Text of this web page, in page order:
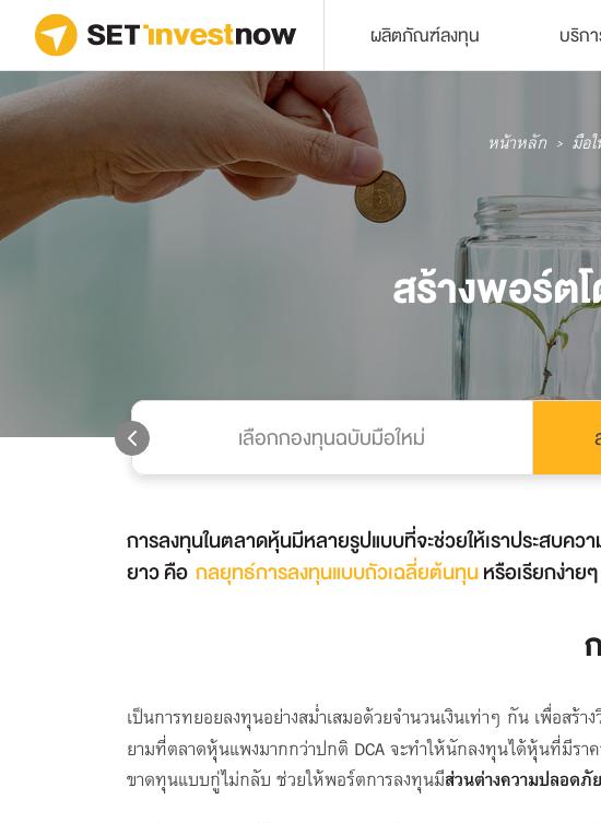
ผลิตภัณฑ์ลงทุน บริก
หน้าหลัก มือ
สร้างพอร์ต
เลือกกองทุนฉบับมือใหม่
การลงทุนในตลาดหุ้นมีหลายรูปแบบที่จะช่วยให้เราประสบคว
ยาว คือ กลยุทธ์การลงทุนแบบถัวเฉลี่ยต้นทุนหรือเรียกง่าย
เป็นการทยอยลงทุนอย่างสม่ำเสมอด้วยจำนวนเงินเท่าๆ กัน เพื่อส
ยามที่ตลาดหุ้นแพงมากกว่าปกติ DCA จะทำให้นักลงทุนได้หุ้นที่มีร
ขาดทุนแบบกู่ไม่กลับ ช่วยให้พอร์ตการลงทุนมีส่วนต่างความปลอดภั